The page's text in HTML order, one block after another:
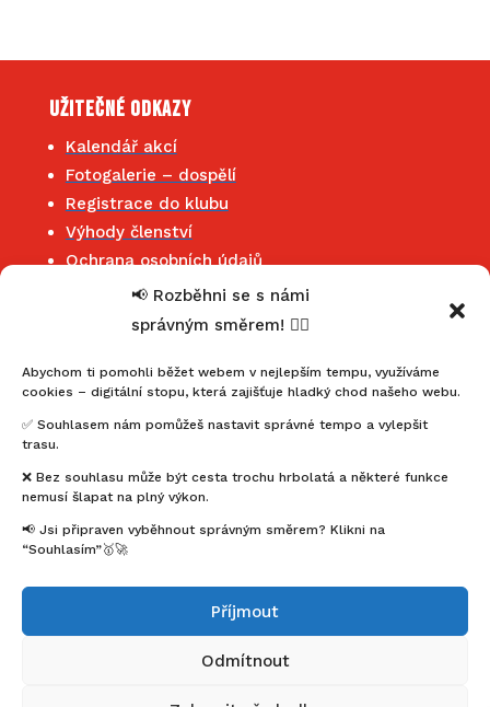
📢 Rozběhni se s námi
správným směrem! 🏃‍♂️
Abychom ti pomohli běžet webem v nejlepším tempu, využíváme
cookies – digitální stopu, která zajišťuje hladký chod našeho webu.
✅ Souhlasem nám pomůžeš nastavit správné tempo a vylepšit
trasu.
❌ Bez souhlasu může být cesta trochu hrbolatá a některé funkce
nemusí šlapat na plný výkon.
📢 Jsi připraven vyběhnout správným směrem? Klikni na
“Souhlasím”🥇🚀
Příjmout
Odmítnout
Užitečné odkazy
Kalendář akcí
Fotogalerie – dospělí
Registrace do klubu
Výhody členství
Ochrana osobních údajů
Jihočeský klub maratonců
mahonymartin@seznam.cz
+420 602 352 455
Buďme ve spojení
Facebook
Instagram